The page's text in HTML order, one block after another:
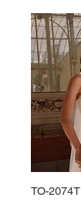
TO-2074T